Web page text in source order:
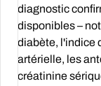
diagnostic
disponibles –
diabète, l'indice
artérielle, les
créatinine